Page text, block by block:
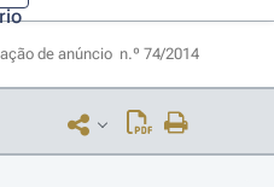
de anúncio  n.º 74/2014